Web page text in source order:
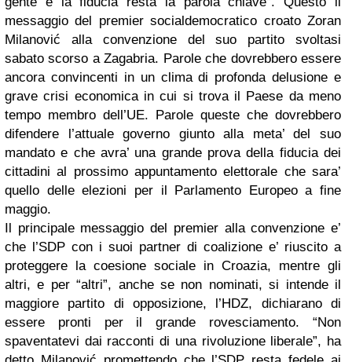
messaggio del premier socialdemocratico croato Zoran
Milanović alla convenzione del suo partito svoltasi
sabato scorso a Zagabria. Parole che dovrebbero essere
ancora convincenti in un clima di profonda delusione e
grave crisi economica in cui si trova il Paese da meno
tempo membro dell’UE. Parole queste che dovrebbero
difendere l’attuale governo giunto alla meta’ del suo
mandato e che avra’ una grande prova della fiducia dei
cittadini al prossimo appuntamento elettorale che sara’
quello delle elezioni per il Parlamento Europeo a fine
maggio.
Il principale messaggio del premier alla convenzione e’
che l’SDP con i suoi partner di coalizione e’ riuscito a
proteggere la coesione sociale in Croazia, mentre gli
altri, e per “altri”, anche se non nominati, si intende il
maggiore partito di opposizione, l’HDZ, dichiarano di
essere pronti per il grande rovesciamento. “Non
spaventatevi dai racconti di una rivoluzione liberale”, ha